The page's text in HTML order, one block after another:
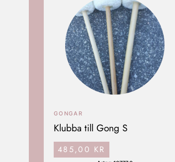
GONGAR
Klubba till Gong S
485,00 KR